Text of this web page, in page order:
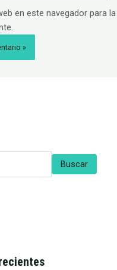
en este navegador para
Buscar